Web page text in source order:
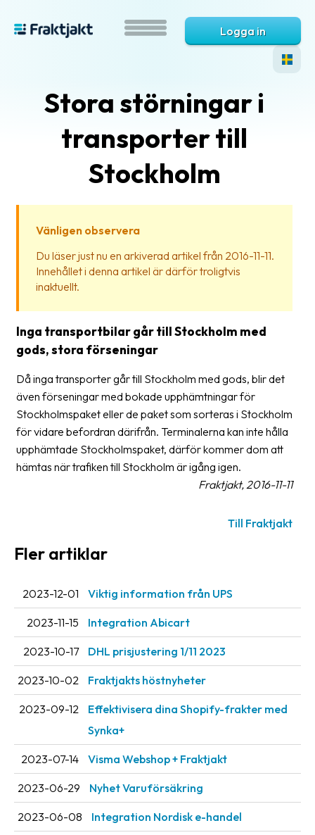
är
Hjälp?
svar
Ordlista
Paketering
Frakthandlingar
Skrivarinställningar
Upphämtningar
Nedladdningar
Streckkodsläsare
Kundtjänst
företaget
Fraktjakt
Pressrum
Medarbetare
Logga in
Stora störningar i
transporter till
Stockholm
Vänligen observera
Du läser just nu en arkiverad artikel från 2016-11-11.
Innehållet i denna artikel är därför troligtvis
inaktuellt.
Inga transportbilar går till Stockholm med
gods, stora förseningar
Då inga transporter går till Stockholm med gods, blir det
även förseningar med bokade upphämtningar för
Stockholmspaket eller de paket som sorteras i Stockholm
för vidare befordran därifrån. Terminalerna kan inte hålla
upphämtade Stockholmspaket, därför kommer dom att
hämtas när trafiken till Stockholm är igång igen.
Fraktjakt, 2016-11-11
Till Fraktjakt
Fler artiklar
2023-12-01 Viktig information från UPS
2023-11-15 Integration Abicart
2023-10-17 DHL prisjustering 1/11 2023
2023-10-02 Fraktjakts höstnyheter
2023-09-12
Effektivisera dina Shopify-frakter med
Synka+
2023-07-14 Visma Webshop + Fraktjakt
2023-06-29 Nyhet Varuförsäkring
2023-06-08 Integration Nordisk e-handel